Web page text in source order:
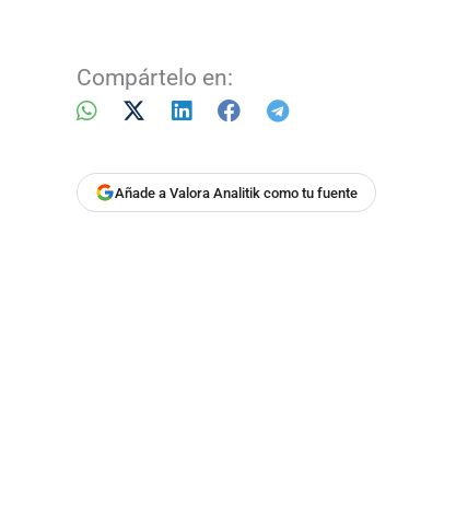
Compártelo en:
Añade a Valora Analitik como tu fuente